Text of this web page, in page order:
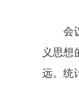
会
义思想
远。统